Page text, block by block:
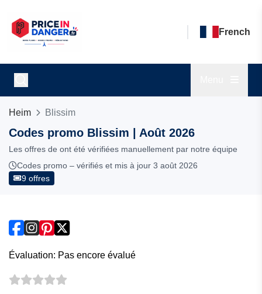
French
Heim Blissim
Codes promo Blissim | Août 2026
Les offres de ont été vérifiées manuellement par notre équipe
Codes promo – vérifiés et mis à jour 3 août 2026
9 offres
Évaluation: Pas encore évalué